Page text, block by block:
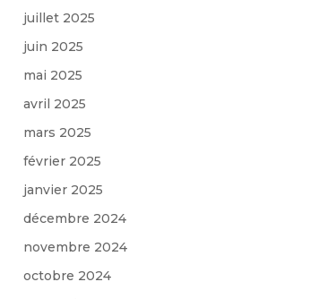
juillet 2025
juin 2025
mai 2025
avril 2025
mars 2025
février 2025
janvier 2025
décembre 2024
novembre 2024
octobre 2024